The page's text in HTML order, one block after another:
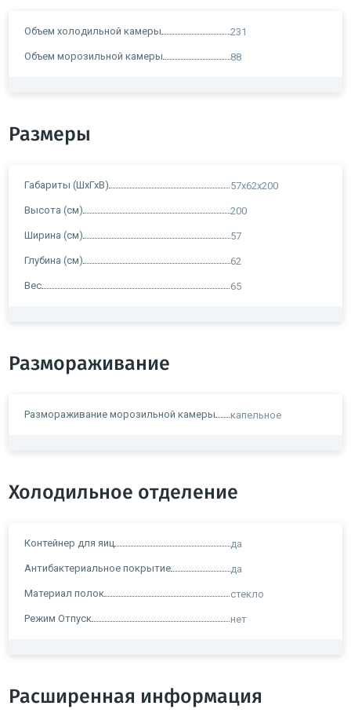
Объем холодильной камеры 231
Объем морозильной камеры 88
Размеры
Габариты (ШхГхВ) 57х62х200
Высота (см) 200
Ширина (см) 57
Глубина (см) 62
Вес 65
Размораживание
Размораживание морозильной камеры капельное
Холодильное отделение
Контейнер для яиц да
Антибактериальное покрытие да
Материал полок стекло
Режим Отпуск нет
Расширенная информация